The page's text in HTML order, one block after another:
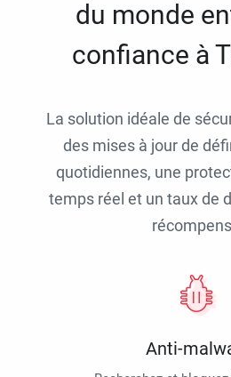
du monde
confiance à
La solution idéale de
des mises à jour de
quotidiennes, une
temps réel et un taux de
Anti-